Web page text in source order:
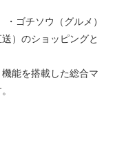
・ ゴチソウ（グルメ）
） のショッピングと
機能を搭載した総合マ